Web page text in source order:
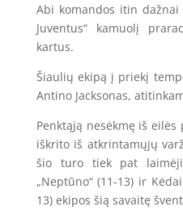
Abi komandos itin dažnai
Juventus“ kamuolį
kartus.
Šiaulių ekipą į priekį
Antino Jacksonas,
Penktąją nesėkmę iš eilės
iškrito iš atkrintamųjų
šio turo tiek pat
„Neptūno“ (11-13) ir
13) ekipos šią savaitę